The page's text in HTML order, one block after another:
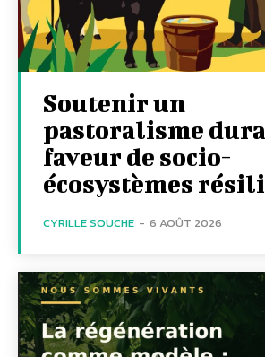
Soutenir un
pastoralisme
faveur de socio-
écosystèmes
CYRILLE SOUCHE - 6 AOÛT 2026